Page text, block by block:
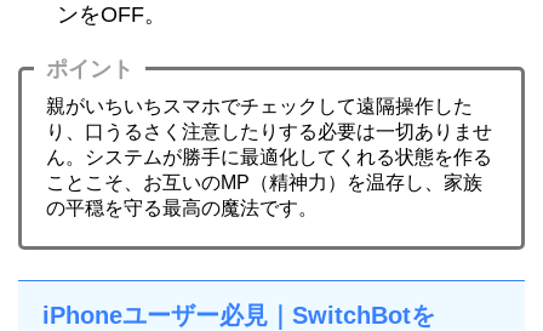
ンをOFF。
ポイント
親がいちいちスマホでチェックして遠隔操作した
り、口うるさく注意したりする必要は一切ありませ
ん。システムが勝手に最適化してくれる状態を作る
ことこそ、お互いのMP（精神力）を温存し、家族
の平穏を守る最高の魔法です。
iPhoneユーザー必見｜SwitchBotを